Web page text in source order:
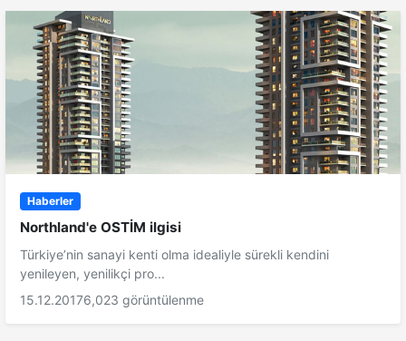
Haberler
Northland'e OSTİM ilgisi
Türkiye’nin sanayi kenti olma idealiyle sürekli kendini
yenileyen, yenilikçi pro...
15.12.20176,023 görüntülenme